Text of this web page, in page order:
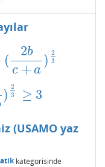
(
2b
c + a
) 2
3
) 2
3
≥ 3
23 (2c + b)
(USAMO yaz
kategorisinde